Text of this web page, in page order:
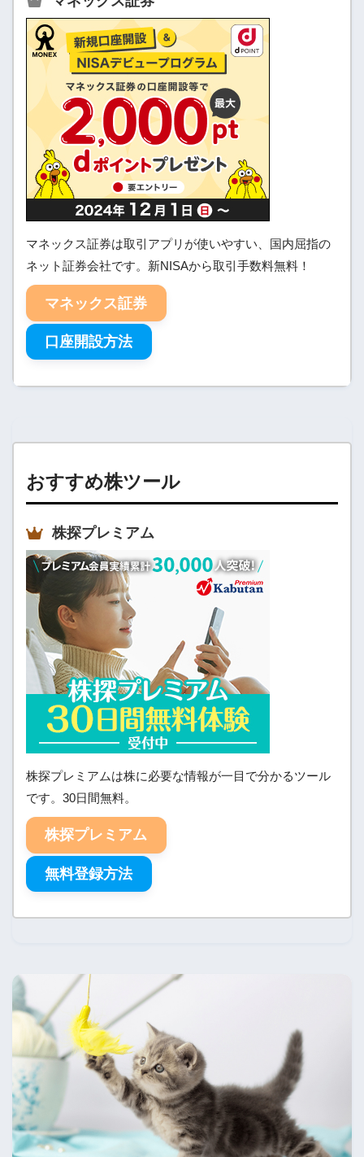
マネックス証券は取引アプリが使いやすい、国内屈指の
ネット証券会社です。新NISAから取引手数料無料！
マネックス証券
口座開設方法
おすすめ株ツール
株探プレミアム
株探プレミアムは株に必要な情報が一目で分かるツール
です。30日間無料。
株探プレミアム
無料登録方法